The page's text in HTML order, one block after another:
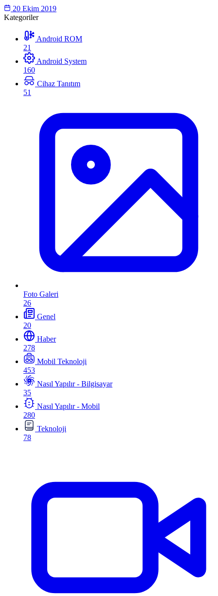
20 Ekim 2019
Kategoriler
Android ROM
21
Android System
160
Cihaz Tanıtım
51
Foto Galeri
26
Genel
20
Haber
278
Mobil Teknoloji
453
Nasıl Yapılır - Bilgisayar
35
Nasıl Yapılır - Mobil
280
Teknoloji
78